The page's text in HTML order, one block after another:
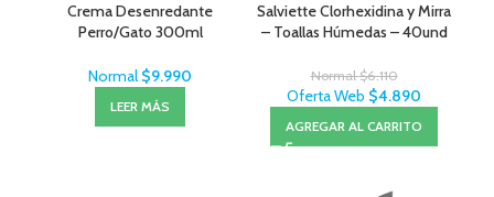
Crema Desenredante
Perro/Gato 300ml
Normal $9.990
LEER MÁS
Salviette Clorhexidina y Mirra
– Toallas Húmedas – 40und
Normal$6.110
Oferta Web $4.890
AGREGAR AL CARRITO